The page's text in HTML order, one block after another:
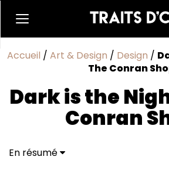
Accueil / Art & Design / Design /
The Conran
Dark is the
Conran
En résumé